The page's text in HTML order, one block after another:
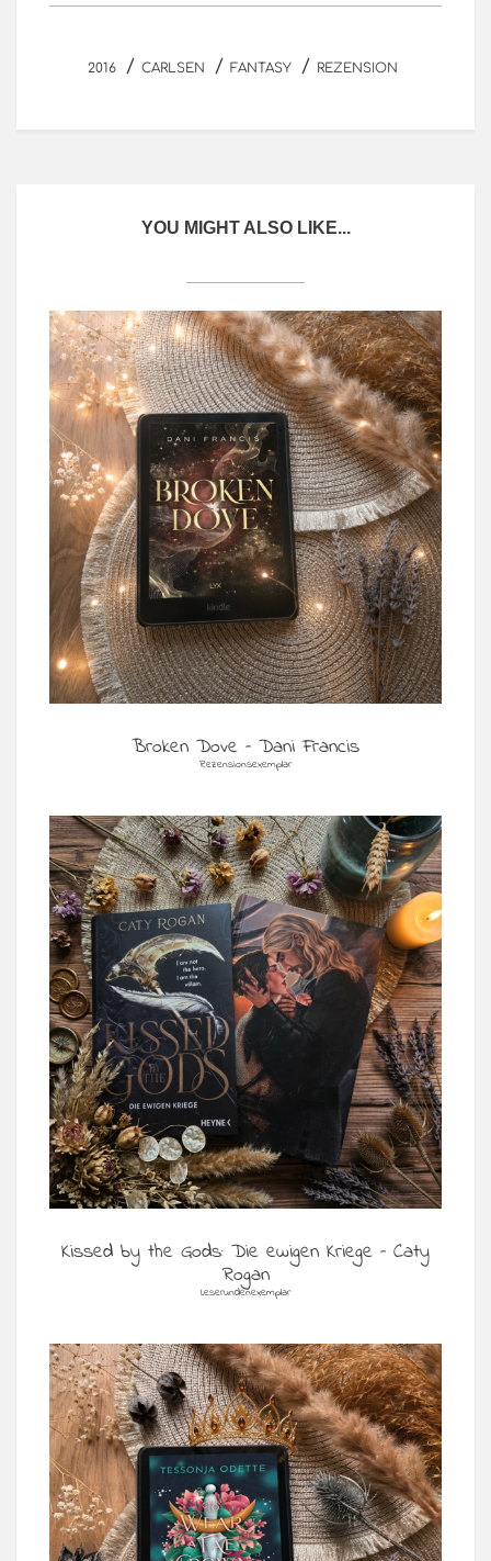
2016 / CARLSEN / FANTASY / REZENSION
YOU MIGHT ALSO LIKE...
Broken Dove – Dani Francis
Rezensionsexemplar
Kissed by the Gods: Die ewigen Kriege – Caty
Rogan
Leserundenexemplar